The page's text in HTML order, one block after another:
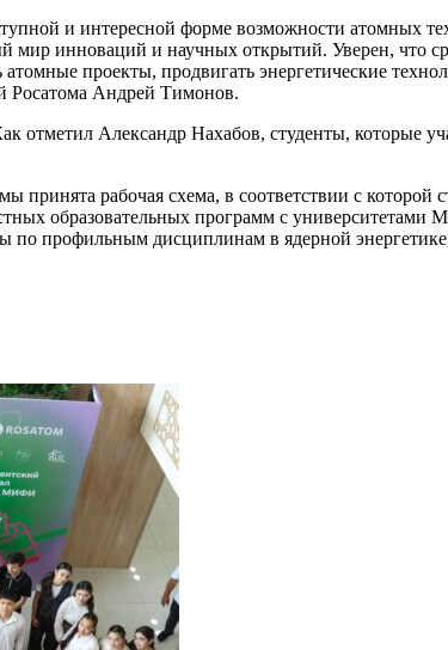
и интересной форме возможности атомных
мир инноваций и научных открытий. Уверен, что
проекты, продвигать энергетические
Росатома Андрей Тимонов.
отметил Александр Нахабов, студенты,
принята рабочая схема, в соответствии с которой
образовательных программ с университетами
профильным дисциплинам в ядерной